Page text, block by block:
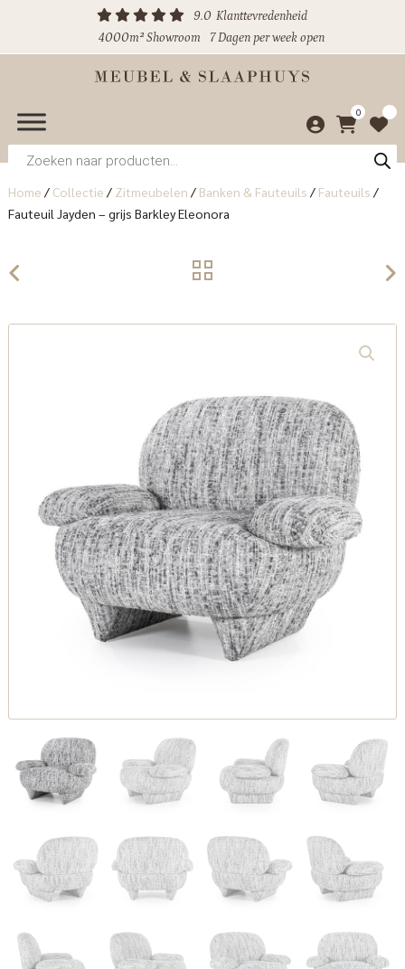
9.0 Klanttevredenheid
4000m² Showroom
7 Dagen per week open
0
Producten
zoeken
Home / Collectie / Zitmeubelen / Banken & Fauteuils / Fauteuils /
Fauteuil Jayden – grijs Barkley Eleonora